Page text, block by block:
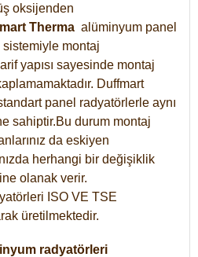
oksijenden
Therma alüminyum panel
sistemiyle montaj
yapısı sayesinde montaj
Duffmart
panel radyatörlerle aynı
sahiptir.Bu durum montaj
da eskiyen
herhangi bir değişiklik
olanak verir.
ISO VE TSE
üretilmektedir.
radyatörleri